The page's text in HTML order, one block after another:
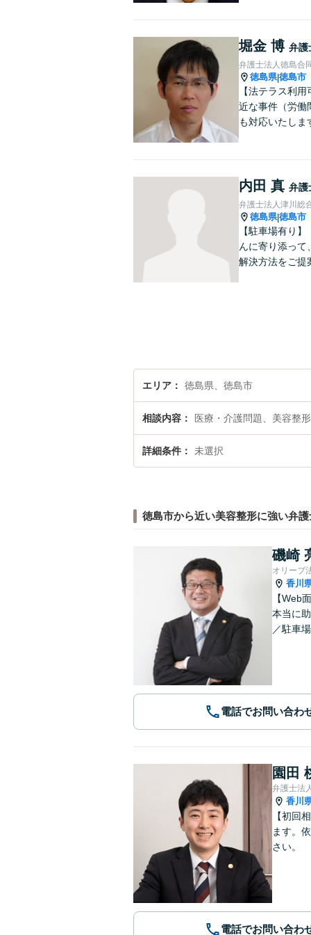
堀金 博 弁護
弁護士法人徳島合
徳島県|徳島市
【法テラス利
近な事件（労働
も対応いたしま
内田 真 弁護
弁護士法人津川総
徳島県|徳島市
【駐車場有り
んに寄り添っ
解決方法をご提
エリア 徳島県、徳島市
相談内容 医療・介護問題、美容整形
詳細条件 未選択
徳島市から近い美容整形に強い弁護
磯崎
オリーブ
香川
【Web
本当に
／駐車
電話でお問い合わ
園田
香川
【初回
ます。
さい。
電話でお問い合わ